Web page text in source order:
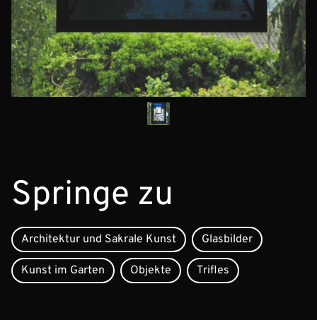
Springe zu
Architektur und Sakrale Kunst Glasbilder
Kunst im Garten Objekte Trifles